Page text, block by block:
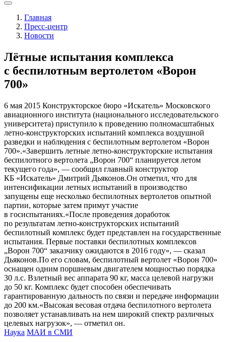
Главная
Пресс-центр
Новости
Лётные испытания комплекса
с беспилотным вертолетом «Ворон
700»
6 мая 2015 Конструкторское бюро «Искатель» Московского
авиационного института (национального исследовательского
университета) приступило к проведению полномасштабных
летно-конструкторских испытаний комплекса воздушной
разведки и наблюдения с беспилотным вертолетом «Ворон
700».«Завершить летные летно-конструкторские испытания
беспилотного вертолета „Ворон 700“ планируется летом
текущего года», — сообщил главный конструктор
КБ «Искатель» Дмитрий Дьяконов.Он отметил, что для
интенсификации летных испытаний в производство
запущены еще несколько беспилотных вертолетов опытной
партии, которые затем примут участие
в госиспытаниях.«После проведения доработок
по результатам летно-конструкторских испытаний
беспилотный комплекс будет представлен на государственные
испытания. Первые поставки беспилотных комплексов
„Ворон 700“ заказчику ожидаются в 2016 году», — сказал
Дьяконов.По его словам, беспилотный вертолет «Ворон 700»
оснащен одним поршневым двигателем мощностью порядка
30 л.с. Взлетный вес аппарата 90 кг, масса целевой нагрузки
до 50 кг. Комплекс будет способен обеспечивать
гарантированную дальность по связи и передаче информации
до 200 км.«Высокая весовая отдача беспилотного вертолета
позволяет устанавливать на нем широкий спектр различных
целевых нагрузок», — отметил он.
Наука МАИ в СМИ